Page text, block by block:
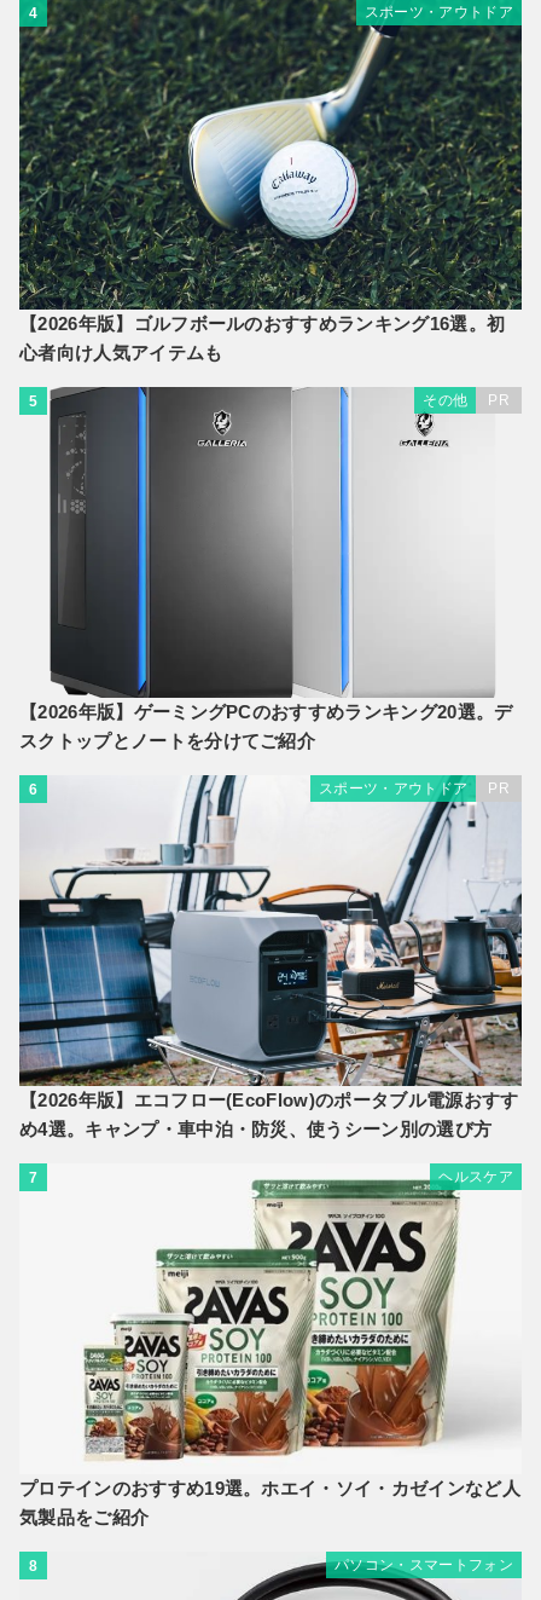
4 スポーツ・アウトドア
【2026年版】ゴルフボールのおすすめランキング16選。初
心者向け人気アイテムも
5 その他 PR
【2026年版】ゲーミングPCのおすすめランキング20選。デ
スクトップとノートを分けてご紹介
6 スポーツ・アウトドア PR
【2026年版】エコフロー(EcoFlow)のポータブル電源おすす
め4選。キャンプ・車中泊・防災、使うシーン別の選び方
7 ヘルスケア
プロテインのおすすめ19選。ホエイ・ソイ・カゼインなど人
気製品をご紹介
8 パソコン・スマートフォン